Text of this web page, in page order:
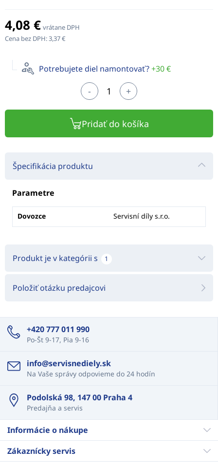
4,08 € vrátane DPH
Cena bez DPH:3,37 €
Potrebujete diel namontovať?+30 €
- +
Pridať do košíka
Špecifikácia produktu
Parametre
Dovozce Servisní díly s.r.o.
Produkt je v kategórii s 1
Položiť otázku predajcovi
+420 777 011 990
Po-Št 9-17, Pia 9-16
info@servisnediely.sk
Na Vaše správy odpovieme do 24 hodín
Podolská 98, 147 00 Praha 4
Predajňa a servis
Informácie o nákupe
Zákaznícky servis